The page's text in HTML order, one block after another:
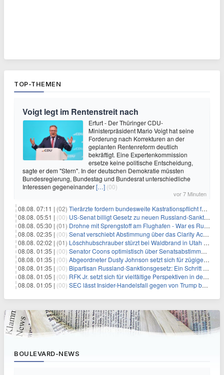
TOP-THEMEN
Voigt legt im Rentenstreit nach
Erfurt - Der Thüringer CDU-
Ministerpräsident Mario Voigt hat seine
Forderung nach Korrekturen an der
geplanten Rentenreform deutlich
bekräftigt. Eine Expertenkommission
ersetze keine politische Entscheidung,
sagte er dem "Stern". In der deutschen Demokratie müssten
Bundesregierung, Bundestag und Bundesrat unterschiedliche
Interessen gegeneinander[…] (00)
vor 7 Minuten
08.08. 07:11 | (02) Tierärzte fordern bundesweite Kastrationspflicht für Katzen
08.08. 05:51 | (00) US-Senat billigt Gesetz zu neuen Russland-Sanktionen
08.08. 05:30 | (01) Drohne mit Sprengstoff am Flughafen - War es Russland?
08.08. 02:35 | (00) Senat verschiebt Abstimmung über das Clarity Act: Auswirkungen auf Unternehmen und das Vertrauen der Investoren
08.08. 02:02 | (01) Löschhubschrauber stürzt bei Waldbrand in Utah ab
08.08. 01:35 | (00) Senator Coons optimistisch über Senatsabstimmungen angesichts von Finanzierungsbedenken
08.08. 01:35 | (00) Abgeordneter Dusty Johnson setzt sich für zügige Regierungsfinanzierung angesichts von Shutdown-Risiken ein
08.08. 01:35 | (00) Bipartisan Russland-Sanktionsgesetz: Ein Schritt in Richtung Energieunabhängigkeit
08.08. 01:05 | (00) RFK Jr. setzt sich für vielfältige Perspektiven in der Gesundheitspolitik beim CDC-Gedenkakt ein
08.08. 01:05 | (00) SEC lässt Insider-Handelsfall gegen von Trump begnadigten Manager fallen
BOULEVARD-NEWS